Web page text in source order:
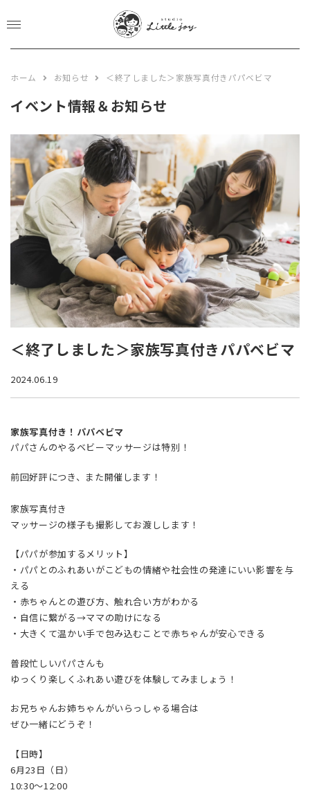
CLOSE
studio plan
location plan
newbone plan
753 plan
BOOKS STORE
GALLERY
ABOUT
Q&A
CONTACT
ホーム お知らせ ＜終了しました＞家族写真付きパパベビマ
イベント情報＆お知らせ
＜終了しました＞家族写真付きパパベビマ
2024.06.19
家族写真付き！パパベビマ
パパさんのやるベビーマッサージは特別！
前回好評につき、また開催します！
家族写真付き
マッサージの様子も撮影してお渡しします！
【パパが参加するメリット】
・パパとのふれあいがこどもの情緒や社会性の発達にいい影響を与
える
・赤ちゃんとの遊び方、触れ合い方がわかる
・自信に繋がる→ママの助けになる
・大きくて温かい手で包み込むことで赤ちゃんが安心できる
普段忙しいパパさんも
ゆっくり楽しくふれあい遊びを体験してみましょう！
お兄ちゃんお姉ちゃんがいらっしゃる場合は
ぜひ一緒にどうぞ！
【日時】
6月23日（日）
10:30〜12:00